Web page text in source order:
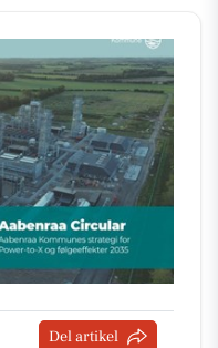
Del artikel